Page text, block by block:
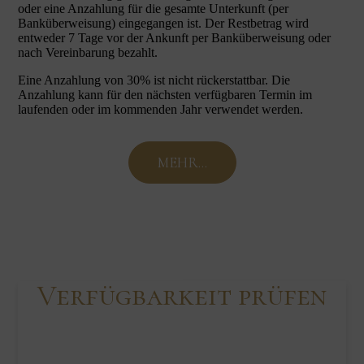
oder eine Anzahlung für die gesamte Unterkunft (per
Banküberweisung) eingegangen ist. Der Restbetrag wird
entweder 7 Tage vor der Ankunft per Banküberweisung oder
nach Vereinbarung bezahlt.
Eine Anzahlung von 30% ist nicht rückerstattbar. Die
Anzahlung kann für den nächsten verfügbaren Termin im
laufenden oder im kommenden Jahr verwendet werden.
MEHR...
Verfügbarkeit prüfen